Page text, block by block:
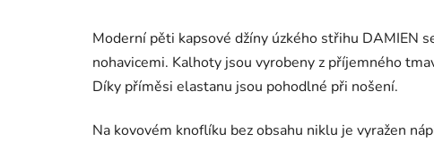
Moderní pěti kapsové džíny úzkého střihu DAMIEN
nohavicemi. Kalhoty jsou vyrobeny z příjemného
Díky příměsi elastanu jsou pohodlné při nošení.
Na kovovém knoflíku bez obsahu niklu je vyražen